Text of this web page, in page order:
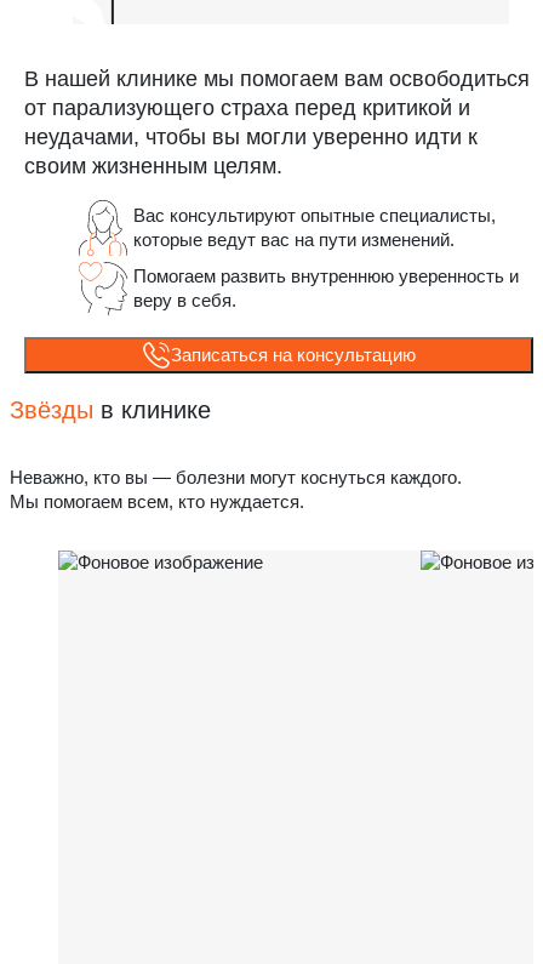
В нашей клинике мы помогаем вам освободиться
от парализующего страха перед критикой и
неудачами, чтобы вы могли уверенно идти к
своим жизненным целям.
Вас консультируют опытные специалисты,
которые ведут вас на пути изменений.
Помогаем развить внутреннюю уверенность и
веру в себя.
Записаться на консультацию
Звёзды в клинике
Неважно, кто вы — болезни могут коснуться каждого.
Мы помогаем всем, кто нуждается.